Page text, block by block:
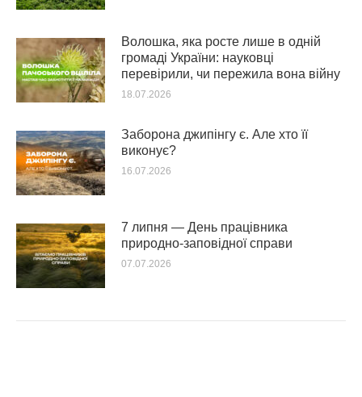
Волошка, яка росте лише в одній
громаді України: науковці
перевірили, чи пережила вона війну
18.07.2026
Заборона джипінгу є. Але хто її
виконує?
16.07.2026
7 липня — День працівника
природно-заповідної справи
07.07.2026